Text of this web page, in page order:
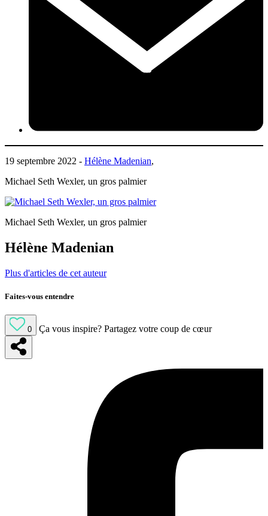
19 septembre 2022 - Hélène Madenian,
Michael Seth Wexler, un gros palmier
Michael Seth Wexler, un gros palmier
Hélène Madenian
Plus d'articles de cet auteur
Faites-vous entendre
0 Ça vous inspire? Partagez votre coup de cœur